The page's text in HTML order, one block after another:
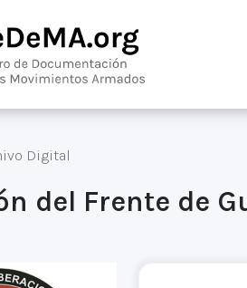
Digital
del Frente de